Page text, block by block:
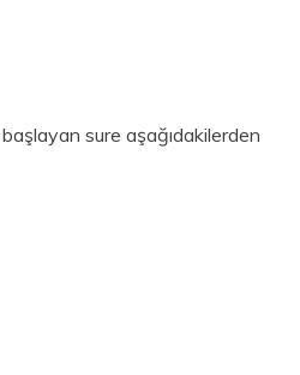
sure aşağıdakilerden